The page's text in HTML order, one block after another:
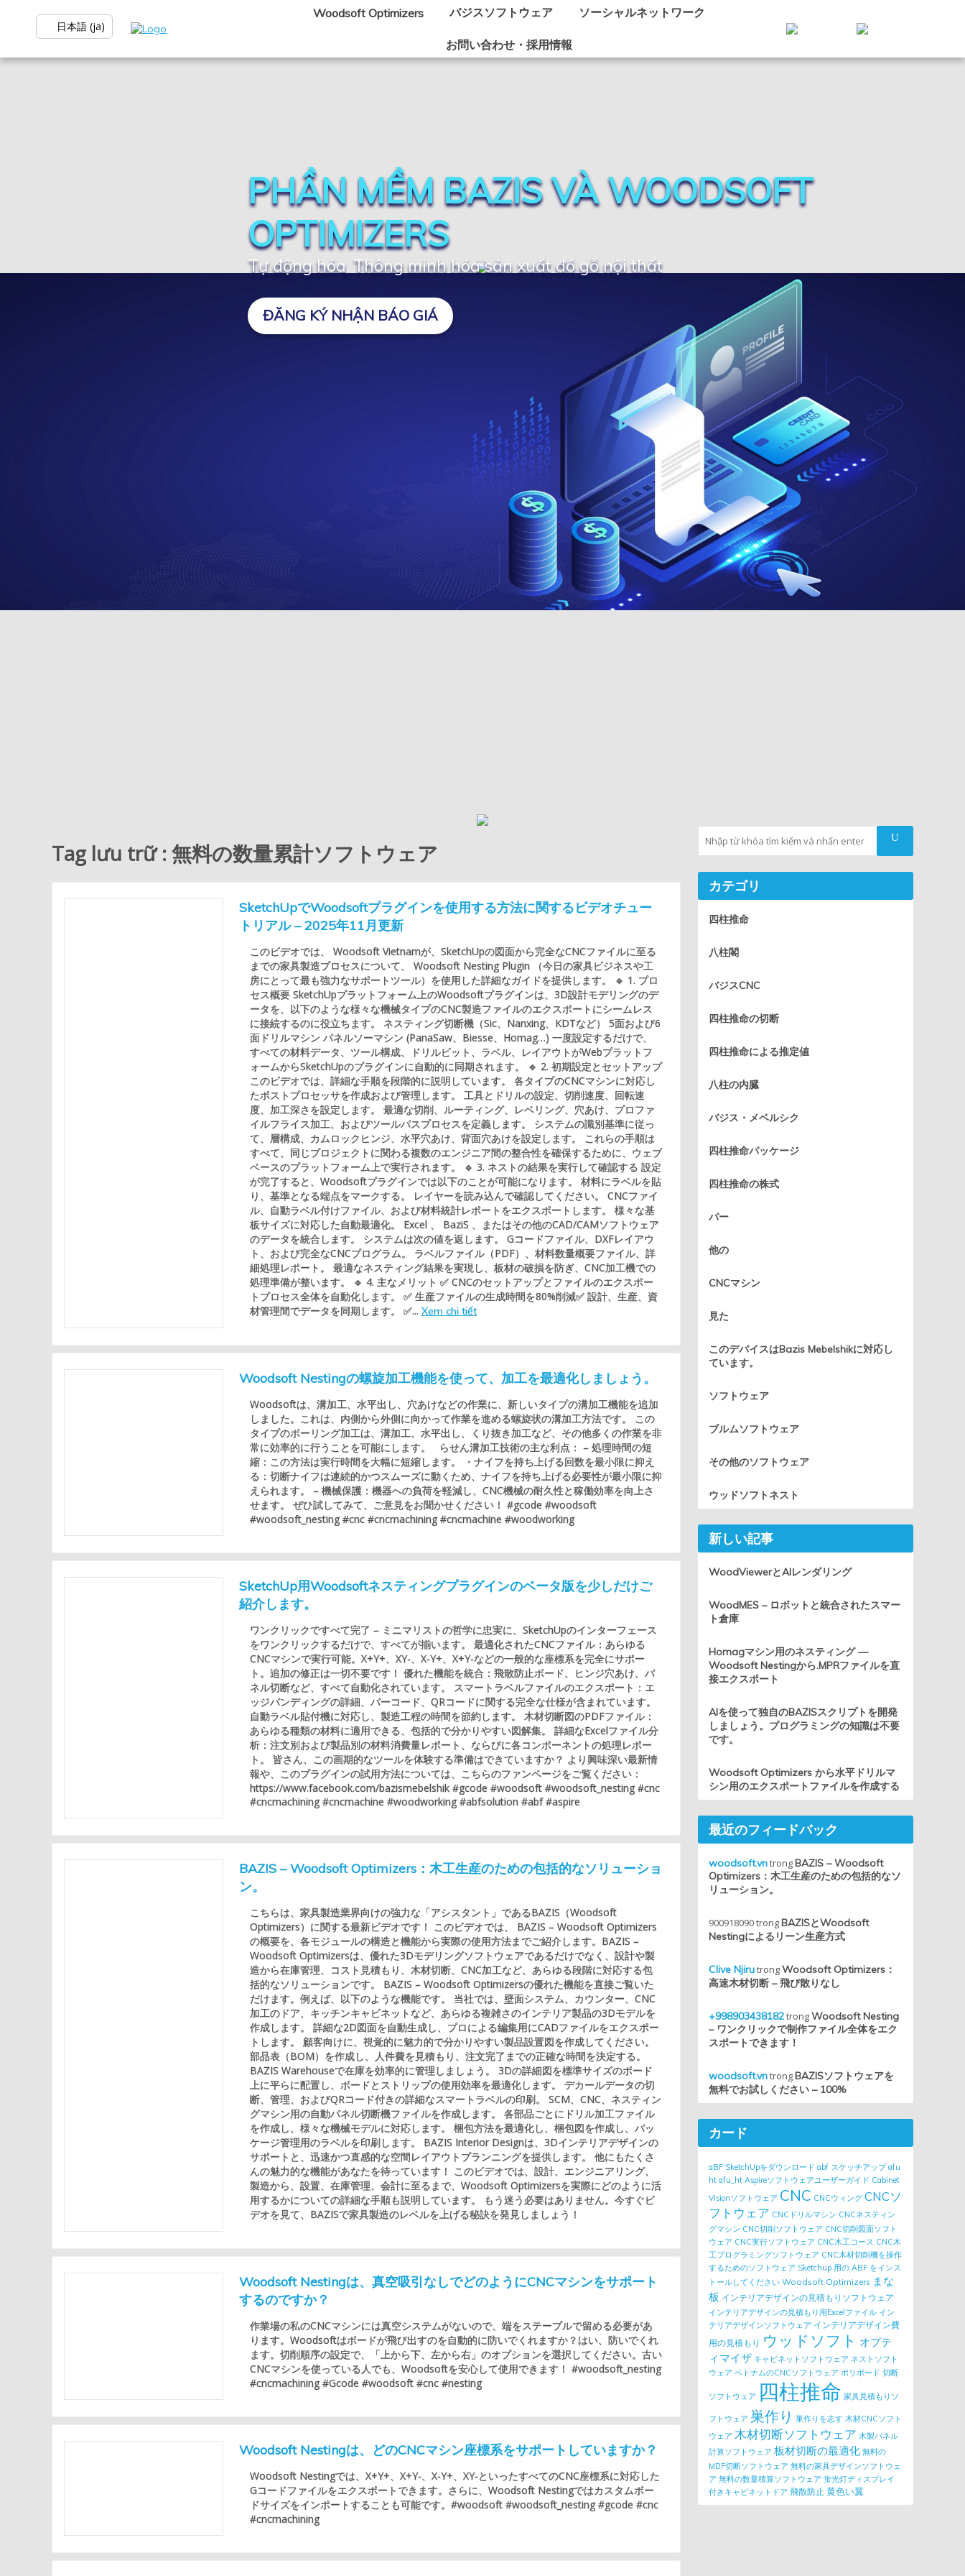
Woodsoft Optimizers バジスソフトウェア ソーシャルネットワーク
お問い合わせ・採用情報
PHẦN MỀM BAZIS VÀ WOODSOFT
OPTIMIZERS
Tự động hóa, Thông minh hóa sản xuất đồ gỗ nội thất
ĐĂNG KÝ NHẬN BÁO GIÁ
Tag lưu trữ : 無料の数量累計ソフトウェア
SketchUpでWoodsoftプラグインを使用する方法に関するビデオチュー
トリアル – 2025年11月更新
このビデオでは、 Woodsoft Vietnamが、SketchUpの図面から完全なCNCファイルに至る
までの家具製造プロセスについて、 Woodsoft Nesting Plugin （今日の家具ビジネスや工
房にとって最も強力なサポートツール）を使用した詳細なガイドを提供します。 🔹 1. プロ
セス概要 SketchUpプラットフォーム上のWoodsoftプラグインは、3D設計モデリングのデ
ータを、以下のような様々な機械タイプのCNC製造ファイルのエクスポートにシームレス
に接続するのに役立ちます。 ネスティング切断機（Sic、Nanxing、KDTなど） 5面および6
面ドリルマシン パネルソーマシン (PanaSaw、Biesse、Homag…) 一度設定するだけで、
すべての材料データ、ツール構成、ドリルビット、ラベル、レイアウトがWebプラットフ
ォームからSketchUpのプラグインに自動的に同期されます。 🔹 2. 初期設定とセットアップ
このビデオでは、詳細な手順を段階的に説明しています。 各タイプのCNCマシンに対応し
たポストプロセッサを作成および管理します。 工具とドリルの設定、切削速度、回転速
度、加工深さを設定します。 最適な切削、ルーティング、レベリング、穴あけ、プロファ
イルフライス加工、およびツールパスプロセスを定義します。 システムの識別基準に従っ
て、層構成、カムロックヒンジ、水平穴あけ、背面穴あけを設定します。 これらの手順は
すべて、同じプロジェクトに関わる複数のエンジニア間の整合性を確保するために、ウェブ
ベースのプラットフォーム上で実行されます。 🔹 3. ネストの結果を実行して確認する 設定
が完了すると、Woodsoftプラグインでは以下のことが可能になります。 材料にラベルを貼
り、基準となる端点をマークする。 レイヤーを読み込んで確認してください。 CNCファイ
ル、自動ラベル付けファイル、および材料統計レポートをエクスポートします。 様々な基
板サイズに対応した自動最適化。 Excel 、 BaziS 、またはその他のCAD/CAMソフトウェア
のデータを統合します。 システムは次の値を返します。 Gコードファイル、DXFレイアウ
ト、および完全なCNCプログラム。 ラベルファイル（PDF）、材料数量概要ファイル、詳
細処理レポート。 最適なネスティング結果を実現し、板材の破損を防ぎ、CNC加工機での
処理準備が整います。 🔹 4. 主なメリット ✅ CNCのセットアップとファイルのエクスポー
トプロセス全体を自動化します。 ✅ 生産ファイルの生成時間を80%削減✅ 設計、生産、資
材管理間でデータを同期します。 ✅... Xem chi tiết
Woodsoft Nestingの螺旋加工機能を使って、加工を最適化しましょう。
Woodsoftは、溝加工、水平出し、穴あけなどの作業に、新しいタイプの溝加工機能を追加
しました。これは、内側から外側に向かって作業を進める螺旋状の溝加工方法です。 この
タイプのボーリング加工は、溝加工、水平出し、くり抜き加工など、その他多くの作業を非
常に効率的に行うことを可能にします。 らせん溝加工技術の主な利点： – 処理時間の短
縮：この方法は実行時間を大幅に短縮します。 ・ナイフを持ち上げる回数を最小限に抑え
る：切断ナイフは連続的かつスムーズに動くため、ナイフを持ち上げる必要性が最小限に抑
えられます。 – 機械保護：機器への負荷を軽減し、CNC機械の耐久性と稼働効率を向上さ
せます。 ぜひ試してみて、ご意見をお聞かせください！ #gcode #woodsoft
#woodsoft_nesting #cnc #cncmachining #cncmachine #woodworking
SketchUp用Woodsoftネスティングプラグインのベータ版を少しだけご
紹介します。
ワンクリックですべて完了 – ミニマリストの哲学に忠実に、SketchUpのインターフェース
をワンクリックするだけで、すべてが揃います。 最適化されたCNCファイル：あらゆる
CNCマシンで実行可能。X+Y+、XY-、X-Y+、X+Y-などの一般的な座標系を完全にサポー
ト。追加の修正は一切不要です！ 優れた機能を統合：飛散防止ボード、ヒンジ穴あけ、パ
ネル切断など、すべて自動化されています。 スマートラベルファイルのエクスポート：エ
ッジバンディングの詳細、バーコード、QRコードに関する完全な仕様が含まれています。
自動ラベル貼付機に対応し、製造工程の時間を節約します。 木材切断図のPDFファイル：
あらゆる種類の材料に適用できる、包括的で分かりやすい図解集。 詳細なExcelファイル分
析：注文別および製品別の材料消費量レポート、ならびに各コンポーネントの処理レポー
ト。 皆さん、この画期的なツールを体験する準備はできていますか？ より興味深い最新情
報や、このプラグインの試用方法については、こちらのファンページをご覧ください：
https://www.facebook.com/bazismebelshik #gcode #woodsoft #woodsoft_nesting #cnc
#cncmachining #cncmachine #woodworking #abfsolution #abf #aspire
BAZIS – Woodsoft Optimizers：木工生産のための包括的なソリューショ
ン。
こちらは、家具製造業界向けの強力な「アシスタント」であるBAZIS（Woodsoft
Optimizers）に関する最新ビデオです！ このビデオでは、 BAZIS – Woodsoft Optimizers
の概要を、各モジュールの構造と機能から実際の使用方法までご紹介します。BAZIS –
Woodsoft Optimizersは、優れた3Dモデリングソフトウェアであるだけでなく、設計や製
造から在庫管理、コスト見積もり、木材切断、CNC加工など、あらゆる段階に対応する包
括的なソリューションです。 BAZIS – Woodsoft Optimizersの優れた機能を直接ご覧いた
だけます。例えば、以下のような機能です。 当社では、壁面システム、カウンター、CNC
加工のドア、キッチンキャビネットなど、あらゆる複雑さのインテリア製品の3Dモデルを
作成します。 詳細な2D図面を自動生成し、プロによる編集用にCADファイルをエクスポー
トします。 顧客向けに、視覚的に魅力的で分かりやすい製品設置図を作成してください。
部品表（BOM）を作成し、人件費を見積もり、注文完了までの正確な時間を決定する。
BAZIS Warehouseで在庫を効率的に管理しましょう。 3Dの詳細図を標準サイズのボード
上に平らに配置し、ボードとストリップの使用効率を最適化します。 デカールデータの切
断、管理、およびQRコード付きの詳細なスマートラベルの印刷。 SCM、CNC、ネスティン
グマシン用の自動パネル切断機ファイルを作成します。 各部品ごとにドリル加工ファイル
を作成し、様々な機械モデルに対応します。 梱包方法を最適化し、梱包図を作成し、パッ
ケージ管理用のラベルを印刷します。 BAZIS Interior Designは、3Dインテリアデザインの
サポートと、迅速かつ直感的な空間レイアウトプランニングを提供します。 他にもたくさ
んの魅力的な機能があなたを待っています！ このビデオでは、設計、エンジニアリング、
製造から、設置、在庫管理、会計に至るまで、Woodsoft Optimizersを実際にどのように活
用するかについての詳細な手順も説明しています。 もう迷う必要はありません。今すぐビ
デオを見て、BAZISで家具製造のレベルを上げる秘訣を発見しましょう！
Woodsoft Nestingは、真空吸引なしでどのようにCNCマシンをサポート
するのですか？
作業場の私のCNCマシンには真空システムがないので、端をステープルで留める必要があ
ります。Woodsoftはボードが飛び出すのを自動的に防いでくれますか？はい、防いでくれ
ます。切削順序の設定で、「上から下、左から右」のオプションを選択してください。古い
CNCマシンを使っている人でも、Woodsoftを安心して使用できます！ #woodsoft_nesting
#cncmachining #Gcode #woodsoft #cnc #nesting
Woodsoft Nestingは、どのCNCマシン座標系をサポートしていますか？
Woodsoft Nestingでは、X+Y+、X+Y-、X-Y+、XY-といったすべてのCNC座標系に対応した
Gコードファイルをエクスポートできます。さらに、Woodsoft Nestingではカスタムボー
ドサイズをインポートすることも可能です。#woodsoft #woodsoft_nesting #gcode #cnc
#cncmachining
カテゴリ
四柱推命
八柱閣
バジスCNC
四柱推命の切断
四柱推命による推定値
八柱の内臓
バジス・メベルシク
四柱推命パッケージ
四柱推命の株式
パー
他の
CNCマシン
見た
このデバイスはBazis Mebelshikに対応し
ています。
ソフトウェア
ブルムソフトウェア
その他のソフトウェア
ウッドソフトネスト
新しい記事
WoodViewerとAIレンダリング
WoodMES – ロボットと統合されたスマー
ト倉庫
Homagマシン用のネスティング —
Woodsoft Nestingから.MPRファイルを直
接エクスポート
AIを使って独自のBAZISスクリプトを開発
しましょう。プログラミングの知識は不要
です。
Woodsoft Optimizers から水平ドリルマ
シン用のエクスポートファイルを作成する
最近のフィードバック
woodsoft.vntrongBAZIS – Woodsoft
Optimizers：木工生産のための包括的なソ
リューション。
900918090trongBAZISとWoodsoft
Nestingによるリーン生産方式
Clive NjirutrongWoodsoft Optimizers：
高速木材切断 – 飛び散りなし
+998903438182trongWoodsoft Nesting
– ワンクリックで制作ファイル全体をエク
スポートできます！
woodsoft.vntrongBAZISソフトウェアを
無料でお試しください – 100%
カード
aBF SketchUpをダウンロード abf スケッチアップ afu
ht afu_ht Aspireソフトウェアユーザーガイド Cabinet
Visionソフトウェア CNC CNCウィング CNCソ
フトウェア CNCドリルマシン CNCネスティン
グマシン CNC切削ソフトウェア CNC切削図面ソフト
ウェア CNC実行ソフトウェア CNC木工コース CNC木
工プログラミングソフトウェア CNC木材切削機を操作
するためのソフトウェア Sketchup 用の ABF をインス
トールしてください Woodsoft Optimizers まな
板 インテリアデザインの見積もりソフトウェア
インテリアデザインの見積もり用Excelファイル イン
テリアデザインソフトウェア インテリアデザイン費
用の見積もり ウッドソフト オプテ
ィマイザ キャビネットソフトウェア ネストソフト
ウェア ベトナムのCNCソフトウェア ポリボード 切断
ソフトウェア 四柱推命 家具見積もりソ
フトウェア 巣作り 巣作りを志す 木材CNCソフト
ウェア 木材切断ソフトウェア 木製パネル
計算ソフトウェア 板材切断の最適化 無料の
MDF切断ソフトウェア 無料の家具デザインソフトウェ
ア 無料の数量積算ソフトウェア 蛍光灯ディスプレイ
付きキャビネットドア 飛散防止 黄色い翼
日本語 (ja)